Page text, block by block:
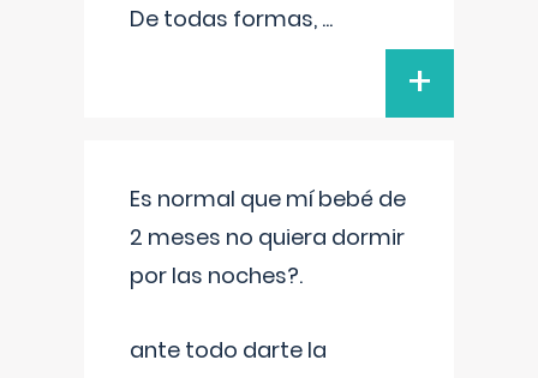
De todas formas, ...
+
Es normal que mí bebé de
2 meses no quiera dormir
por las noches?.
ante todo darte la